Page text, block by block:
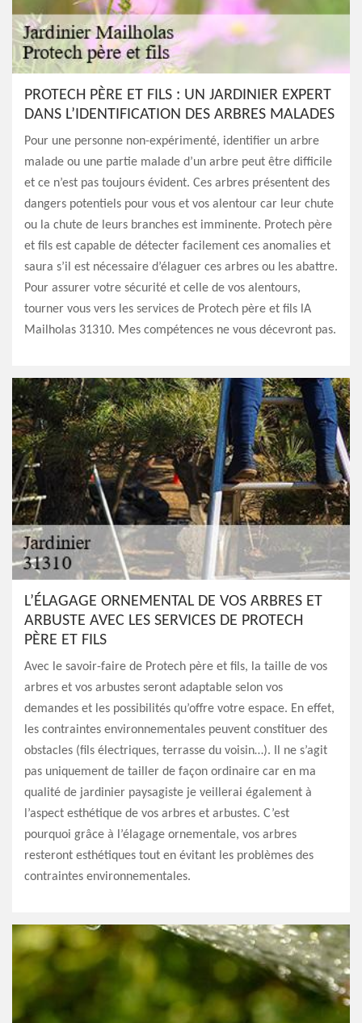
PROTECH PÈRE ET FILS : UN JARDINIER EXPERT
DANS L’IDENTIFICATION DES ARBRES MALADES
Pour une personne non-expérimenté, identifier un arbre
malade ou une partie malade d’un arbre peut être difficile
et ce n’est pas toujours évident. Ces arbres présentent des
dangers potentiels pour vous et vos alentour car leur chute
ou la chute de leurs branches est imminente. Protech père
et fils est capable de détecter facilement ces anomalies et
saura s’il est nécessaire d’élaguer ces arbres ou les abattre.
Pour assurer votre sécurité et celle de vos alentours,
tourner vous vers les services de Protech père et fils lA
Mailholas 31310. Mes compétences ne vous décevront pas.
L’ÉLAGAGE ORNEMENTAL DE VOS ARBRES ET
ARBUSTE AVEC LES SERVICES DE PROTECH
PÈRE ET FILS
Avec le savoir-faire de Protech père et fils, la taille de vos
arbres et vos arbustes seront adaptable selon vos
demandes et les possibilités qu’offre votre espace. En effet,
les contraintes environnementales peuvent constituer des
obstacles (fils électriques, terrasse du voisin…). Il ne s’agit
pas uniquement de tailler de façon ordinaire car en ma
qualité de jardinier paysagiste je veillerai également à
l’aspect esthétique de vos arbres et arbustes. C’est
pourquoi grâce à l’élagage ornementale, vos arbres
resteront esthétiques tout en évitant les problèmes des
contraintes environnementales.